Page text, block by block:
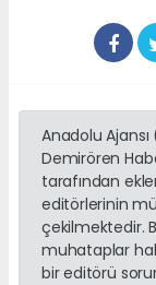
Anadolu Ajansı
Demirören
tarafından
editörlerinin
çekilmektedir.
muhataplar
bir editörü